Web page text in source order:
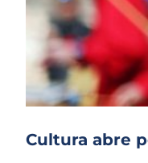
Cultura abre